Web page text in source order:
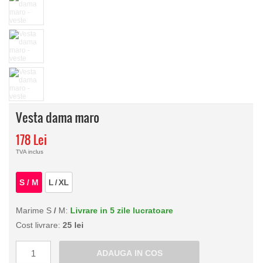
Vesta dama maro
178 Lei
TVA inclus
S / M L/XL
Marime S / M: Livrare in 5 zile lucratoare
Cost livrare: 25 lei